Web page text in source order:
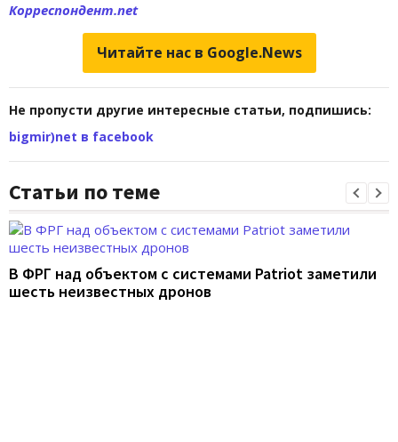
Корреспондент.net
Читайте нас в Google.News
Не пропусти другие интересные статьи, подпишись:
bigmir)net в facebook
Статьи по теме
В ФРГ над объектом с системами Patriot заметили
шесть неизвестных дронов